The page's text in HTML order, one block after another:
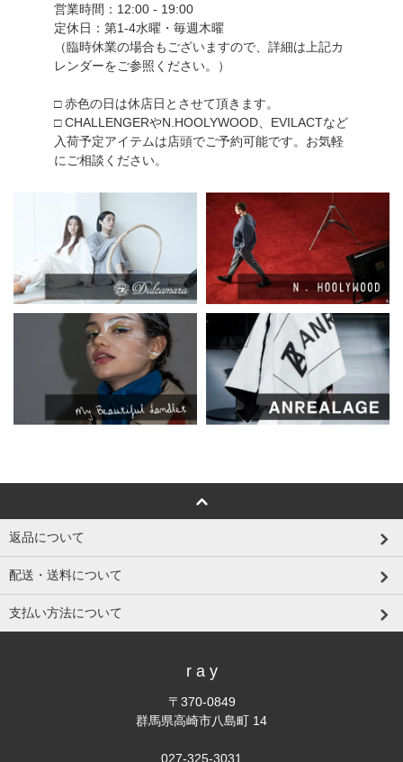
営業時間：12:00 - 19:00
定休日：第1-4水曜・毎週木曜
（臨時休業の場合もございますので、詳細は上記カ
レンダーをご参照ください。）
□ 赤色の日は休店日とさせて頂きます。
□ CHALLENGERやN.HOOLYWOOD、EVILACTなど
入荷予定アイテムは店頭でご予約可能です。お気軽
にご相談ください。
返品について
配送・送料について
支払い方法について
r a y
〒370-0849
群馬県高崎市八島町 14
027-325-3031